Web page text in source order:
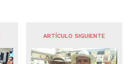
ARTÍCULO SIGUIENTE